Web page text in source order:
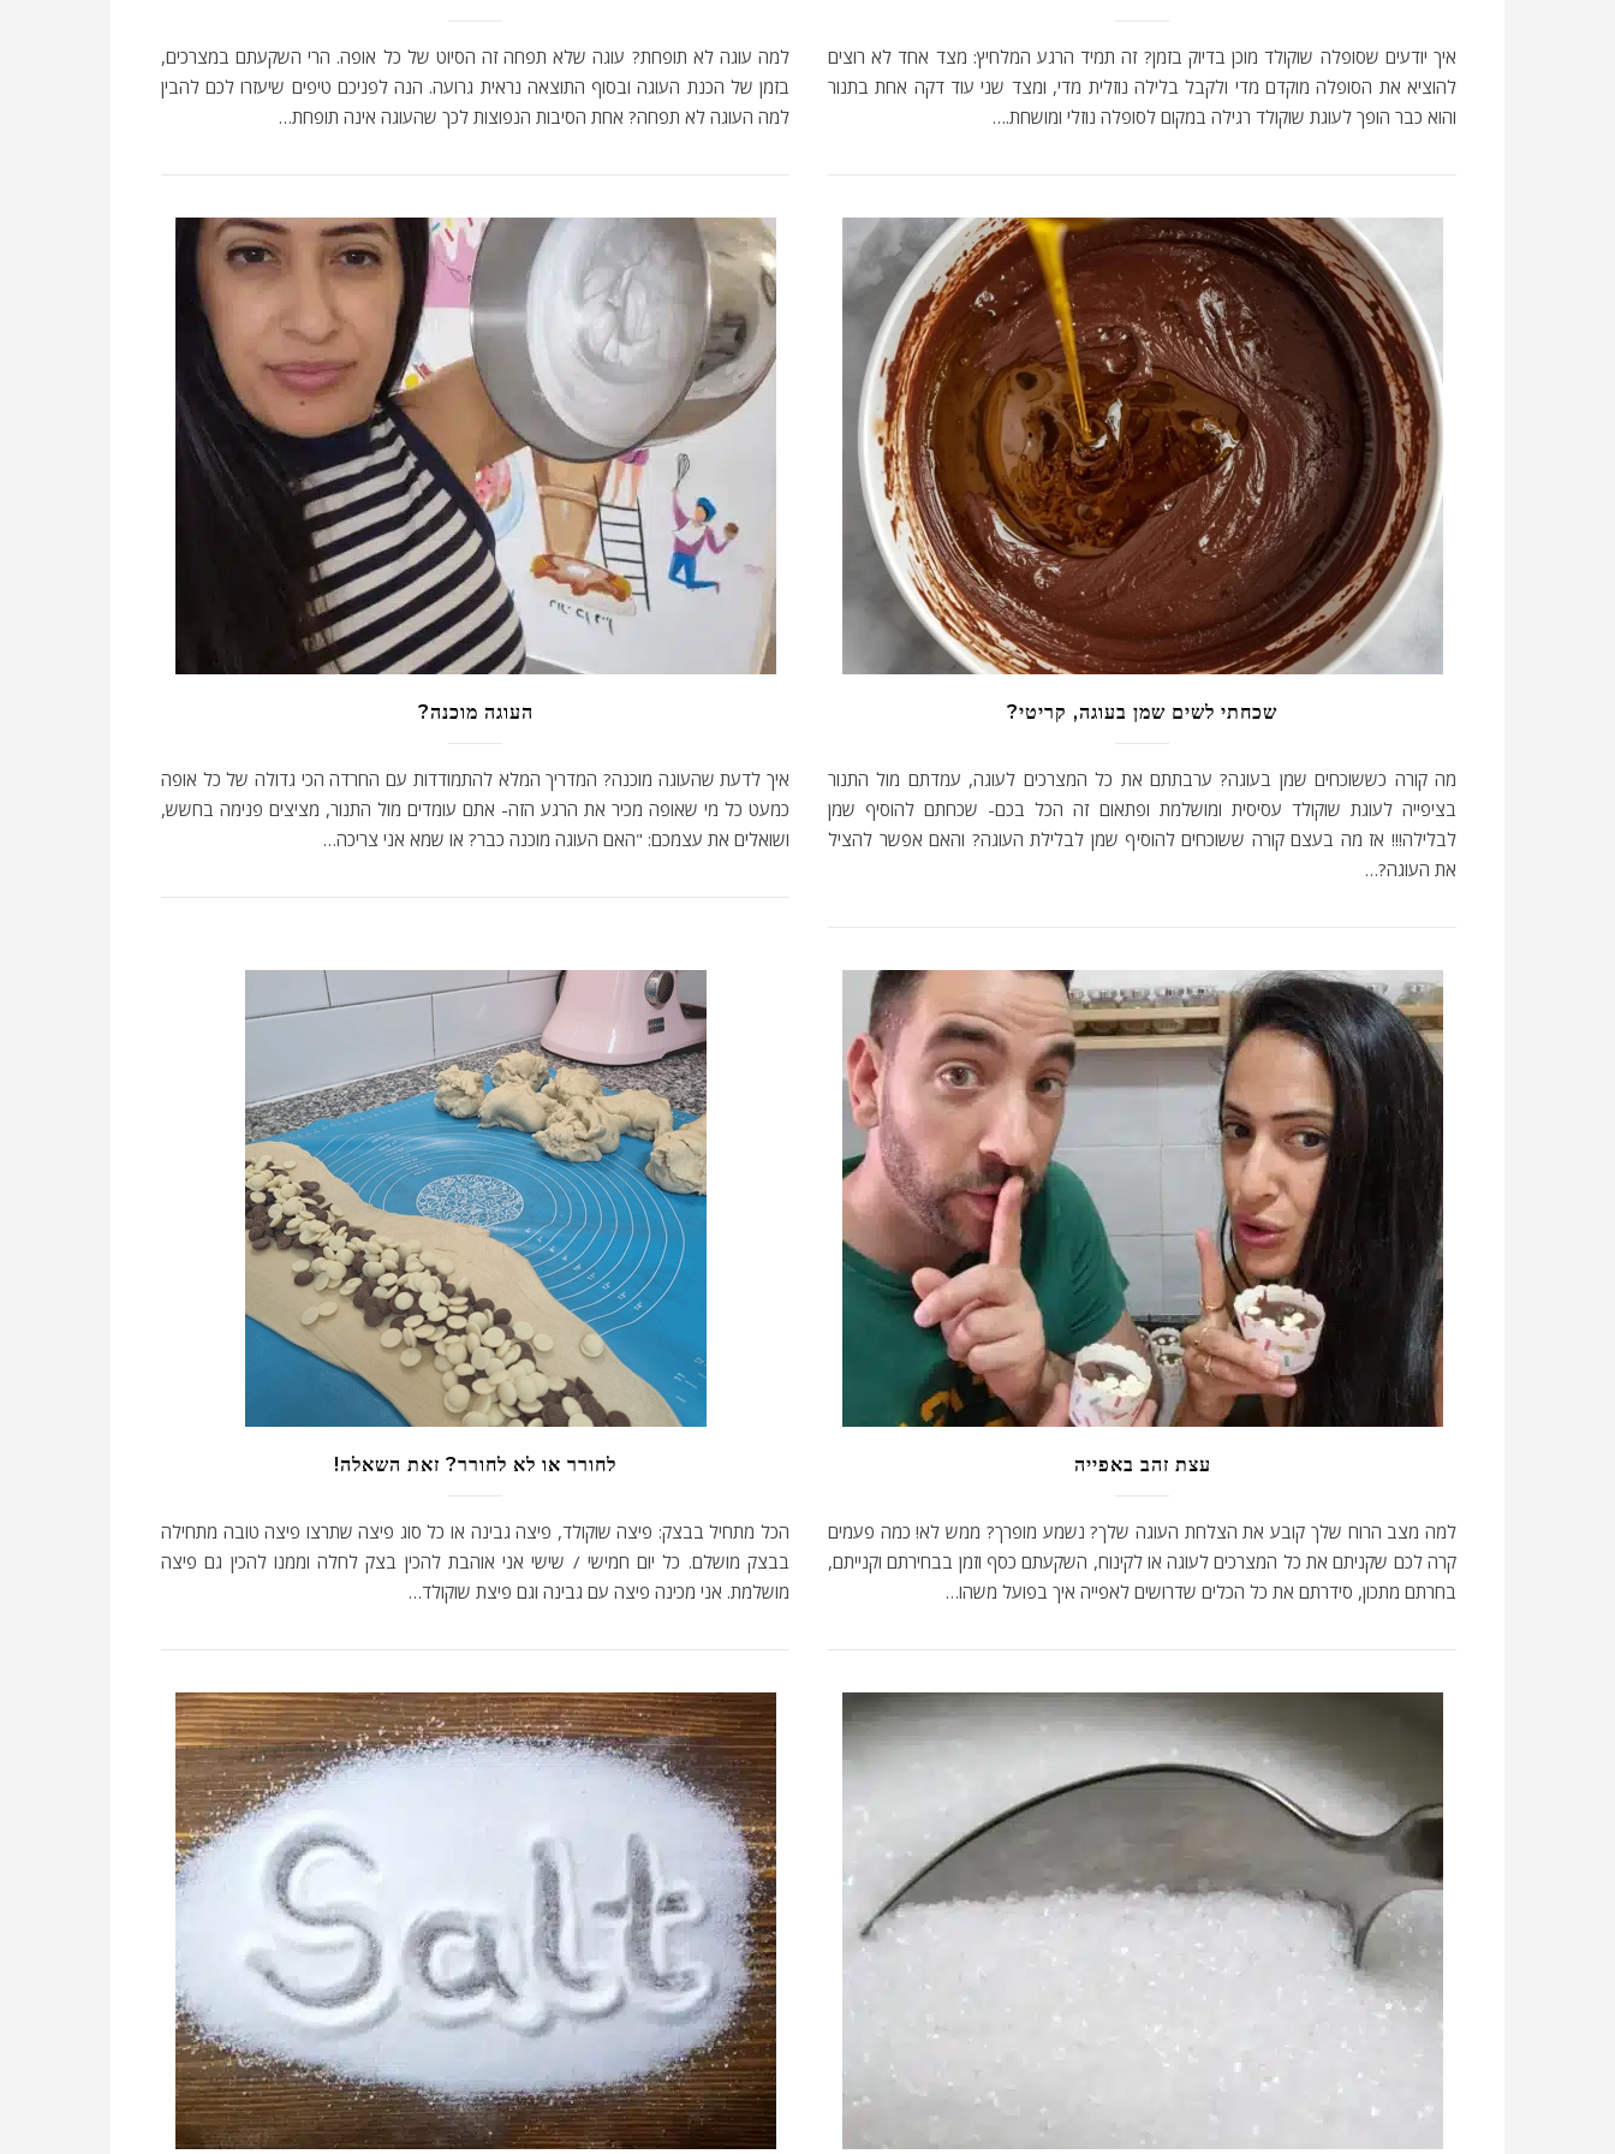
איך יודעים שסופלה שוקולד מוכן בדיוק בזמן? זה תמיד הרגע המלחיץ: מצד אחד לא רוצים
להוציא את הסופלה מוקדם מדי ולקבל בלילה נוזלית מדי, ומצד שני עוד דקה אחת בתנור
והוא כבר הופך לעוגת שוקולד רגילה במקום לסופלה נוזלי ומושחת.…
למה עוגה לא תופחת? עוגה שלא תפחה זה הסיוט של כל אופה. הרי השקעתם במצרכים,
בזמן של הכנת העוגה ובסוף התוצאה נראית גרועה. הנה לפניכם טיפים שיעזרו לכם להבין
למה העוגה לא תפחה? אחת הסיבות הנפוצות לכך שהעוגה אינה תופחת…
שכחתי לשים שמן בעוגה, קריטי?
מה קורה כששוכחים שמן בעוגה? ערבתתם את כל המצרכים לעוגה, עמדתם מול התנור
בציפייה לעוגת שוקולד עסיסית ומושלמת ופתאום זה הכל בכם- שכחתם להוסיף שמן
לבלילה!!! אז מה בעצם קורה ששוכחים להוסיף שמן לבלילת העוגה? והאם אפשר להציל
את העוגה?…
העוגה מוכנה?
איך לדעת שהעוגה מוכנה? המדריך המלא להתמודדות עם החרדה הכי גדולה של כל אופה
כמעט כל מי שאופה מכיר את הרגע הזה- אתם עומדים מול התנור, מציצים פנימה בחשש,
ושואלים את עצמכם: "האם העוגה מוכנה כבר? או שמא אני צריכה…
עצת זהב באפייה
למה מצב הרוח שלך קובע את הצלחת העוגה שלך? נשמע מופרך? ממש לא! כמה פעמים
קרה לכם שקניתם את כל המצרכים לעוגה או לקינוח, השקעתם כסף וזמן בבחירתם וקנייתם,
בחרתם מתכון, סידרתם את כל הכלים שדרושים לאפייה איך בפועל משהו…
לחורר או לא לחורר? זאת השאלה!
הכל מתחיל בבצק: פיצה שוקולד, פיצה גבינה או כל סוג פיצה שתרצו פיצה טובה מתחילה
בבצק מושלם. כל יום חמישי / שישי אני אוהבת להכין בצק לחלה וממנו להכין גם פיצה
מושלמת. אני מכינה פיצה עם גבינה וגם פיצת שוקולד…